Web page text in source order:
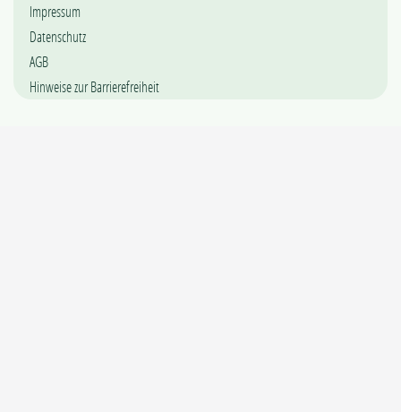
Impressum
Datenschutz
AGB
Hinweise zur Barrierefreiheit